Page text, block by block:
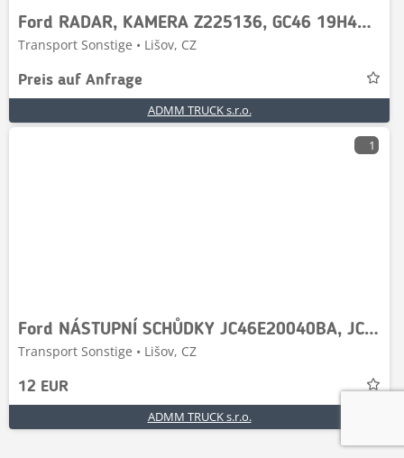
Ford RADAR, KAMERA Z225136, GC46 19H406 AB, GC46-19H406
Transport Sonstige • Lišov, CZ
Preis auf Anfrage
ADMM TRUCK s.r.o.
1
Ford NÁSTUPNÍ SCHŮDKY JC46E20040BA, JC46E20040BB57MCN,
Transport Sonstige • Lišov, CZ
12 EUR
ADMM TRUCK s.r.o.